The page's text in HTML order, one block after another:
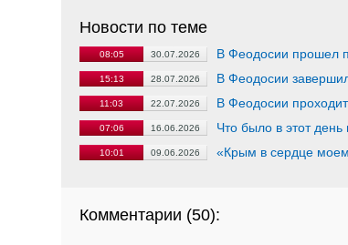
Новости по теме
08:05 30.07.2026 В Феодосии прошел
15:13 28.07.2026 В Феодосии
11:03 22.07.2026 В Феодосии
07:06 16.06.2026 Что было в этот
10:01 09.06.2026 «Крым в сердце
Комментарии (50):